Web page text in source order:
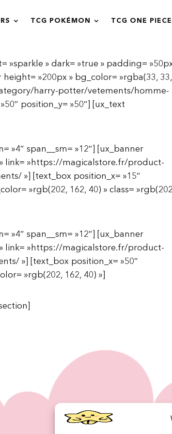
TCG POKÉMON TCG ONE PIECE
»sparkle » dark= »true » padding=
height= »200px » bg_color= »rgba(33,
harry-potter/vetements/homme-
position_y= »50″] [ux_text
»4″ span__sm= »12″] [ux_banner
» link= »https://magicalstore.fr/product-
»] [text_box position_x= »15″
»rgb(202, 162, 40) » class=
»4″ span__sm= »12″] [ux_banner
» link= »https://magicalstore.fr/product-
»] [text_box position_x= »50″
»rgb(202, 162, 40) »]